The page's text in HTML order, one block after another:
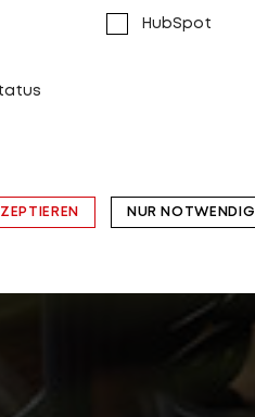
HubSpot
NUR NOTWENDIG